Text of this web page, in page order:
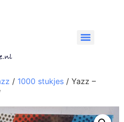
/ 1000 stukjes / Yazz –